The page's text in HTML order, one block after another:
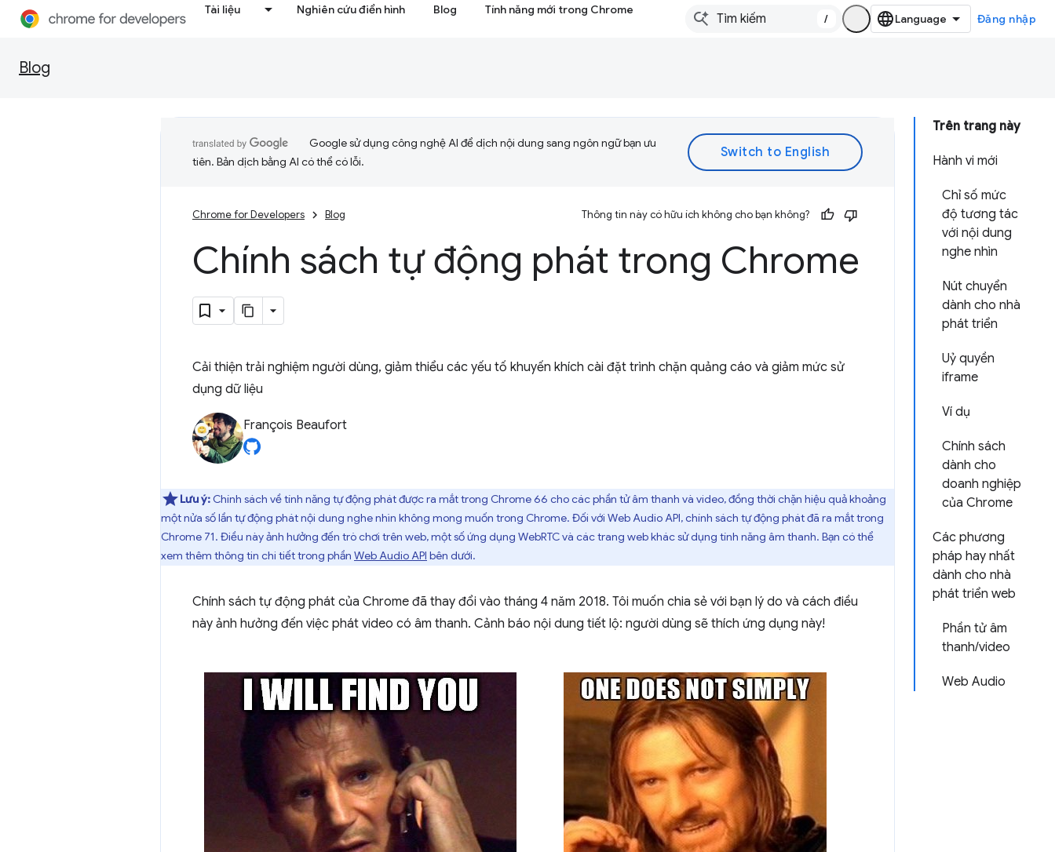
Tài liệu Nghiên cứu điển hình Blog Tính năng mới trong Chrome
/ Đăng nhập
Blog
Trên trang này
Hành vi mới
Chỉ số mức
độ tương tác
với nội dung
nghe nhìn
Nút chuyển
dành cho nhà
phát triển
Uỷ quyền
iframe
Ví dụ
Chính sách
dành cho
doanh nghiệp
của Chrome
Các phương
pháp hay nhất
dành cho nhà
phát triển web
Phần tử âm
thanh/video
Web Audio
Google sử dụng công nghệ AI để dịch nội dung sang ngôn ngữ bạn ưu
tiên. Bản dịch bằng AI có thể có lỗi.
Chrome for Developers Blog Thông tin này có hữu ích không cho bạn không?
Chính sách tự động phát trong Chrome
Cải thiện trải nghiệm người dùng, giảm thiểu các yếu tố khuyến khích cài đặt trình chặn quảng cáo và giảm mức sử
dụng dữ liệu
François Beaufort
Lưu ý: Chính sách về tính năng tự động phát được ra mắt trong Chrome 66 cho các phần tử âm thanh và video, đồng thời chặn hiệu quả khoảng
một nửa số lần tự động phát nội dung nghe nhìn không mong muốn trong Chrome. Đối với Web Audio API, chính sách tự động phát đã ra mắt trong
Chrome 71. Điều này ảnh hưởng đến trò chơi trên web, một số ứng dụng WebRTC và các trang web khác sử dụng tính năng âm thanh. Bạn có thể
xem thêm thông tin chi tiết trong phần Web Audio API bên dưới.
Chính sách tự động phát của Chrome đã thay đổi vào tháng 4 năm 2018. Tôi muốn chia sẻ với bạn lý do và cách điều
này ảnh hưởng đến việc phát video có âm thanh. Cảnh báo nội dung tiết lộ: người dùng sẽ thích ứng dụng này!